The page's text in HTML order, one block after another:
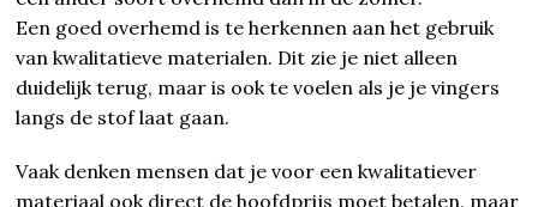
Een goed overhemd is te herkennen aan het gebruik
van kwalitatieve materialen. Dit zie je niet alleen
duidelijk terug, maar is ook te voelen als je je vingers
langs de stof laat gaan.
Vaak denken mensen dat je voor een kwalitatiever
materiaal ook direct de hoofdprijs moet betalen, maar